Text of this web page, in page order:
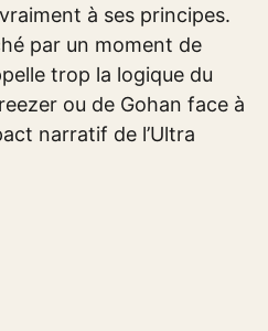
à ses principes.
par un moment de
trop la logique du
ou de Gohan face à
narratif de l’Ultra